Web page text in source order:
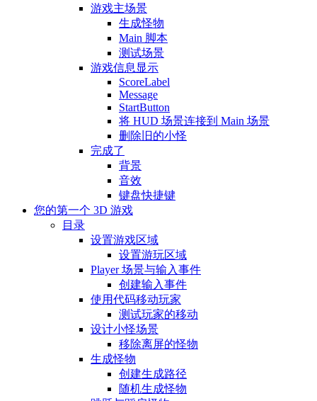
游戏主场景
生成怪物
Main 脚本
测试场景
游戏信息显示
ScoreLabel
Message
StartButton
将 HUD 场景连接到 Main 场景
删除旧的小怪
完成了
背景
音效
键盘快捷键
您的第一个 3D 游戏
目录
设置游戏区域
设置游玩区域
Player 场景与输入事件
创建输入事件
使用代码移动玩家
测试玩家的移动
设计小怪场景
移除离屏的怪物
生成怪物
创建生成路径
随机生成怪物